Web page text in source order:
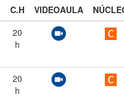
C.H VIDEOAULA
20
h
20
h